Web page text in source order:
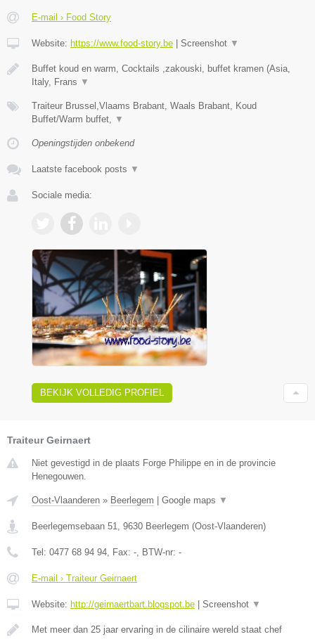
E-mail › Food Story
Website: https://www.food-story.be Screenshot ▼
Buffet koud en warm, Cocktails ,zakouski, buffet kramen (Asia,
Italy, Frans ▼
Traiteur Brussel,Vlaams Brabant, Waals Brabant, Koud
Buffet/Warm buffet, ▼
Openingstijden onbekend
Laatste facebook posts ▼
Sociale media:
BEKIJK VOLLEDIG PROFIEL
Traiteur Geirnaert
Niet gevestigd in de plaats Forge Philippe en in de provincie
Henegouwen.
Oost-Vlaanderen » Beerlegem Google maps ▼
Beerlegemsebaan 51 9630 Beerlegem (Oost-Vlaanderen)
Tel: 0477 68 94 94 , Fax: - , BTW-nr: -
E-mail › Traiteur Geirnaert
Website: http://geirnaertbart.blogspot.be Screenshot ▼
Met meer dan 25 jaar ervaring in de cilinaire wereld staat chef